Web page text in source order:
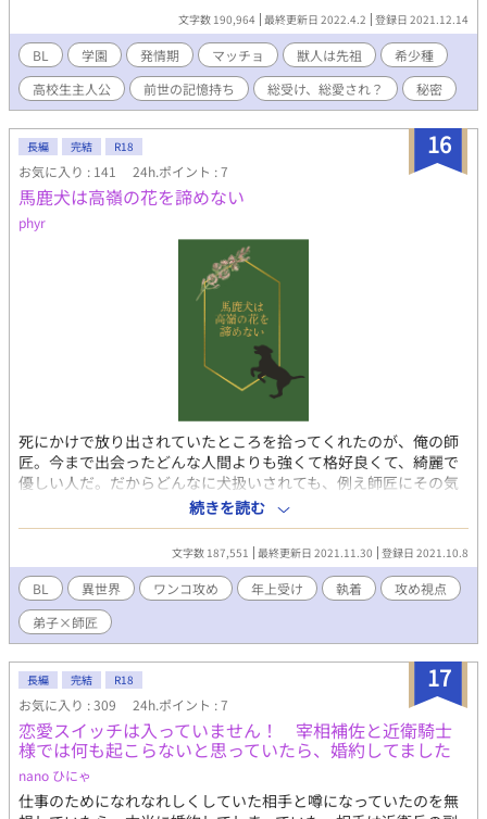
てトラウマになった。俺は発情期怖すぎてこっそり薬飲んでるん
だ。でも、俺につきまとう奴らが何か最近不穏なんだよな。俺の
発情期、待ってるみたいでさ。 違和感を感じながら学園生活をし
ている高2の雪弥は、発情期の不安を抱えながら、友人達に守られ
つつも狙われて、毎日を過ごしている。雪弥には誰にも言ってな
い秘密がいくつかあって…。発情期が無事終わっても更なる問題
勃発で⁉︎ 希少種のせいもあって、美人過ぎるが、中身は案外男ら
しい雪弥。美人に寄って来る有象無象のせいで表情筋が死んでる
雪弥が、発情期が終わった途端デレ甘に⁉︎周囲を翻弄する雪弥だ
った。発情期やマーキングから逃れられない獣人を先祖に持つ俺
たちの青春学園物語。
文字数 190,964 最終更新日 2022.4.2 登録日 2021.12.14
BL 学園 発情期 マッチョ 獣人は先祖
希少種
高校生主人公
前世の記憶持ち 総受け、総愛され？ 秘密
16
長編 完結 R18
お気に入り : 141 24h.ポイント : 7
馬鹿犬は高嶺の花を諦めない
phyr
死にかけで放り出されていたところを拾ってくれたのが、俺の師
匠。今まで出会ったどんな人間よりも強くて格好良くて、綺麗で
優しい人だ。だからどんなに犬扱いされても、例え師匠にその気
がなくても、絶対に俺がこの人を手に入れる。 家も名前もなかっ
た弟子が、血筋も名声も一級品の師匠に焦がれて求めて、手に入
れるお話。 ※このお話はムーンライトノベルズ様にも掲載してい
ます。 第9回BL小説大賞にもエントリー済み。
続きを読む
文字数 187,551 最終更新日 2021.11.30 登録日 2021.10.8
BL 異世界 ワンコ攻め 年上受け 執着
攻め視点
弟子×師匠
17
長編 完結 R18
お気に入り : 309 24h.ポイント : 7
恋愛スイッチは入っていません！ 宰相補佐と近衛騎士
様では何も起こらないと思っていたら、婚約してました
nano ひにゃ
仕事のためになれなれしくしていた相手と噂になっていたのを無